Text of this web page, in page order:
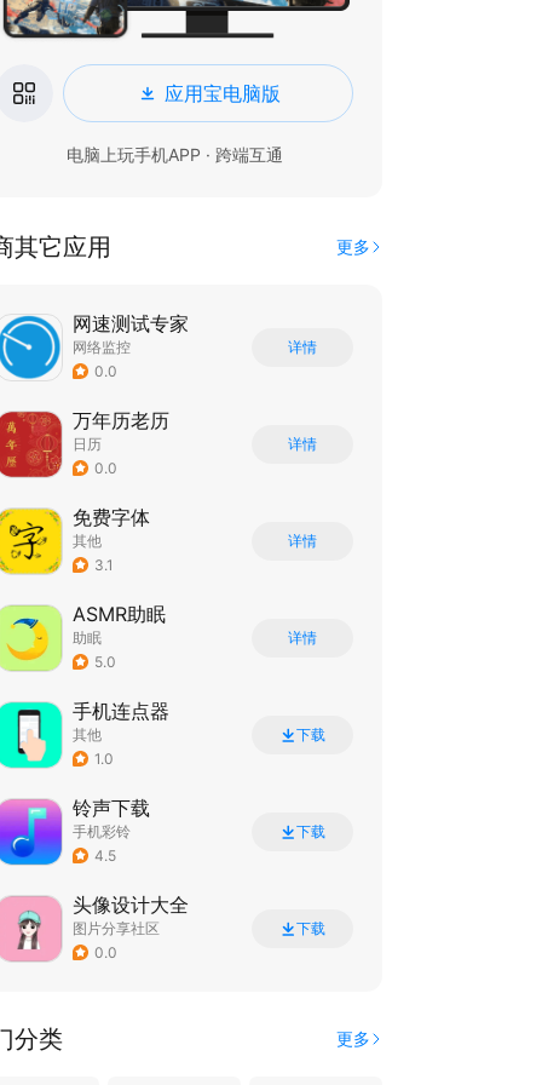
应用宝电脑版
电脑上玩手机APP · 跨端互通
其它应用 更多
网速测试专家
网络监控
0.0
详情
万年历老历
日历
0.0
详情
免费字体
其他
3.1
详情
ASMR助眠
助眠
5.0
详情
手机连点器
其他
1.0
下载
铃声下载
手机彩铃
4.5
下载
头像设计大全
图片分享社区
0.0
下载
分类 更多